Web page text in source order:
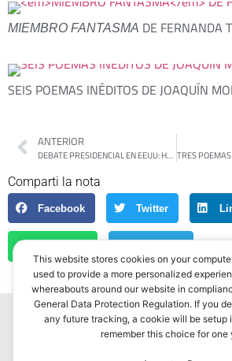
MIEMBRO FANTASMA DE FERNANDA
SEIS POEMAS INÉDITOS DE JOAQUÍN
ANTERIOR
DEBATE PRESIDENCIAL EN EEUU: HARRIS TOMA VENTAJA Y DOMINA EL DEBATE FRENTE A UN DONALD TRUMP ACORRALADO
Comparti la nota
Facebook Twitter
This website stores cookies on your
used to provide a more personalized
whereabouts around our website in
General Data Protection Regulation. If you
any future tracking, a cookie will be setup
remember this choice for one